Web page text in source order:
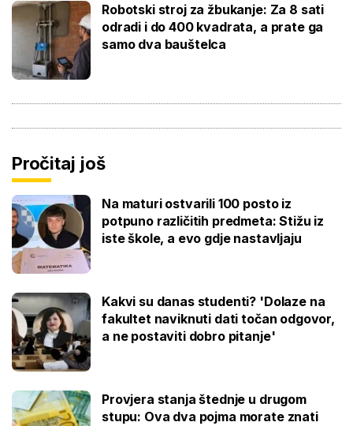
Robotski stroj za žbukanje: Za 8 sati
odradi i do 400 kvadrata, a prate ga
samo dva bauštelca
Pročitaj još
Na maturi ostvarili 100 posto iz
potpuno različitih predmeta: Stižu iz
iste škole, a evo gdje nastavljaju
Kakvi su danas studenti? 'Dolaze na
fakultet naviknuti dati točan odgovor,
a ne postaviti dobro pitanje'
Provjera stanja štednje u drugom
stupu: Ova dva pojma morate znati